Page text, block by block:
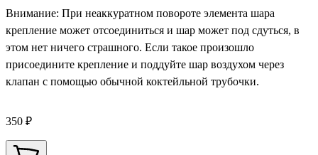
Внимание: При неаккуратном повороте элемента шара
крепление может отсоединиться и шар может под сдуться, в
этом нет ничего страшного. Если такое произошло
присоедините крепление и поддуйте шар воздухом через
клапан с помощью обычной коктейльной трубочки.
350 ₽